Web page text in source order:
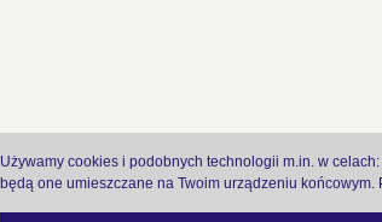
Używamy cookies i podobnych technologii m.in. w
będą one umieszczane na Twoim urządzeniu